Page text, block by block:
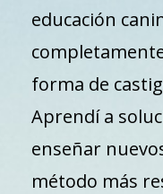
educación
forma de
Aprendí a
enseñar
método más